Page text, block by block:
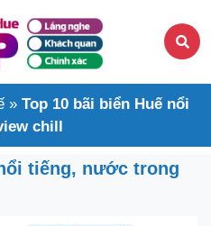
» Top 10 bãi biển Huế nổi
chill
tiếng, nước trong